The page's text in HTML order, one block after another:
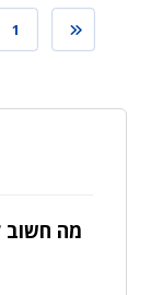
1
מה חשוב